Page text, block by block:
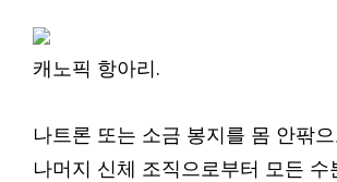
캐노픽 항아리.
나트론 또는 소금 봉지를 몸 안팎
나머지 신체 조직으로부터 모든 수